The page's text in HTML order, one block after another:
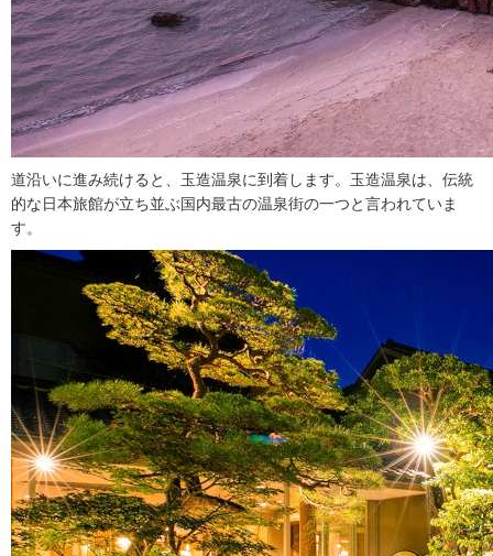
道沿いに進み続けると、玉造温泉に到着します。玉造温泉は、伝統
的な日本旅館が立ち並ぶ国内最古の温泉街の一つと言われていま
す。